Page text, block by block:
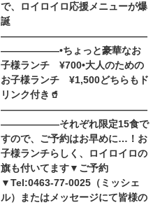
で、ロイロイロ応援メニューが爆
誕
———————————————
——————•ちょっと豪華なお
子様ランチ ¥700•大人のための
お子様ランチ ¥1,500どちらもド
リンク付き🥤
———————————————
——————それぞれ限定15食で
すので、ご予約はお早めに…！お
子様ランチらしく、ロイロイロの
旗も付いてます▼ご予約
▼Tel:0463-77-0025（ミッシェ
ル）またはメッセージにて皆様の